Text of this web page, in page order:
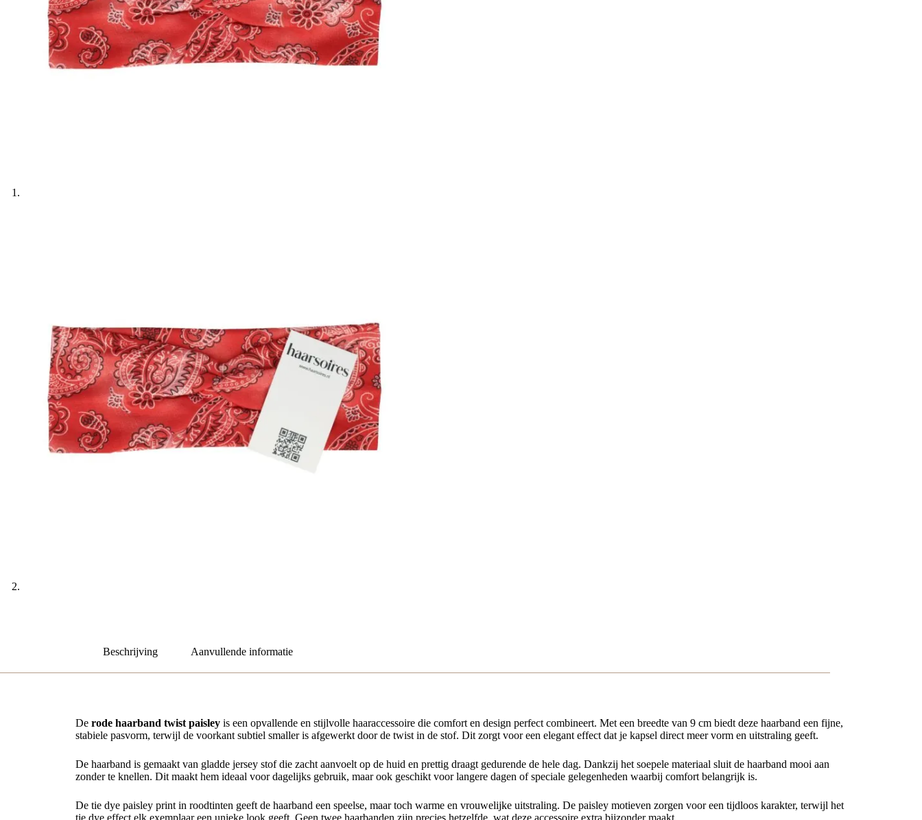
Beschrijving Aanvullende informatie
De rode haarband twist paisley is een opvallende en stijlvolle haaraccessoire die comfort en design perfect combineert. Met een breedte van 9 cm biedt deze haarband een fijne,
stabiele pasvorm, terwijl de voorkant subtiel smaller is afgewerkt door de twist in de stof. Dit zorgt voor een elegant effect dat je kapsel direct meer vorm en uitstraling geeft.
De haarband is gemaakt van gladde jersey stof die zacht aanvoelt op de huid en prettig draagt gedurende de hele dag. Dankzij het soepele materiaal sluit de haarband mooi aan
zonder te knellen. Dit maakt hem ideaal voor dagelijks gebruik, maar ook geschikt voor langere dagen of speciale gelegenheden waarbij comfort belangrijk is.
De tie dye paisley print in roodtinten geeft de haarband een speelse, maar toch warme en vrouwelijke uitstraling. De paisley motieven zorgen voor een tijdloos karakter, terwijl het
tie dye effect elk exemplaar een unieke look geeft. Geen twee haarbanden zijn precies hetzelfde, wat deze accessoire extra bijzonder maakt.